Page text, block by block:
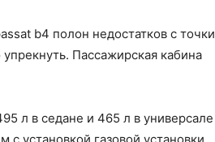
b4 полон недостатков с точки
Пассажирская кабина
л в седане и 465 л в универсале